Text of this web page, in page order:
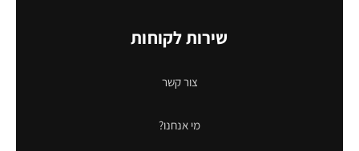
שירות לקוחות
צור קשר
מי אנחנו?